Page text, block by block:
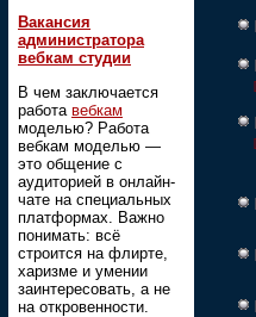
Вакансия
администратора
вебкам студии
В чем заключается
работа вебкам
моделью? Работа
вебкам моделью —
это общение с
аудиторией в онлайн-
чате на специальных
платформах. Важно
понимать: всё
строится на флирте,
харизме и умении
заинтересовать, а не
на откровенности.